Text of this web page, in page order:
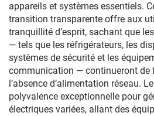
appareils et systèmes essentiels.
transition transparente offre aux
tranquillité d’esprit, sachant que
— tels que les réfrigérateurs, les
systèmes de sécurité et les
communication — continueront de
l’absence d’alimentation réseau.
polyvalence exceptionnelle pour
électriques variées, allant des